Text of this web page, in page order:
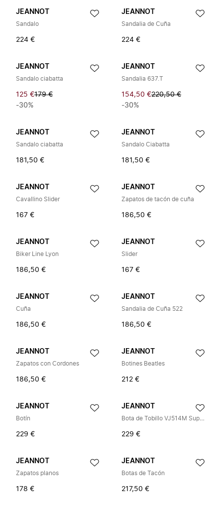
JEANNOT
Sandalo
224 €
JEANNOT
Sandalia de Cuña
224 €
JEANNOT
Sandalo ciabatta
125 €179 €
-30%
JEANNOT
Sandalia 637.T
154,50 €220,50 €
-30%
JEANNOT
Sandalo ciabatta
181,50 €
JEANNOT
Sandalo Ciabatta
181,50 €
JEANNOT
Cavallino Slider
167 €
JEANNOT
Zapatos de tacón de cuña
186,50 €
JEANNOT
Biker Line Lyon
186,50 €
JEANNOT
Slider
167 €
JEANNOT
Cuña
186,50 €
JEANNOT
Sandalia de Cuña 522
186,50 €
JEANNOT
Zapatos con Cordones
186,50 €
JEANNOT
Botines Beatles
212 €
JEANNOT
Botín
229 €
JEANNOT
Bota de Tobillo VJ514M Supercamosciot
229 €
JEANNOT
Zapatos planos
178 €
JEANNOT
Botas de Tacón
217,50 €